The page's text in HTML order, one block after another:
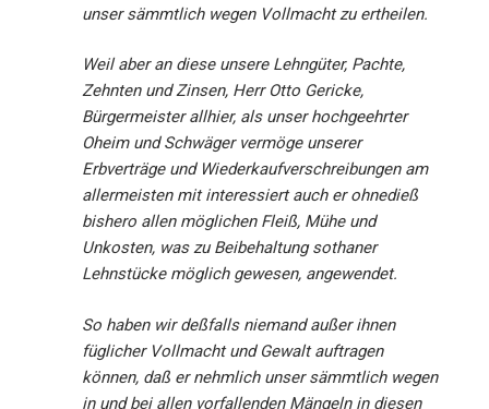
unser sämmtlich wegen Vollmacht zu ertheilen.
Weil aber an diese unsere Lehngüter, Pachte,
Zehnten und Zinsen, Herr Otto Gericke,
Bürgermeister allhier, als unser hochgeehrter
Oheim und Schwäger vermöge unserer
Erbverträge und Wiederkaufverschreibungen am
allermeisten mit interessiert auch er ohnedieß
bishero allen möglichen Fleiß, Mühe und
Unkosten, was zu Beibehaltung sothaner
Lehnstücke möglich gewesen, angewendet.
So haben wir deßfalls niemand außer ihnen
füglicher Vollmacht und Gewalt auftragen
können, daß er nehmlich unser sämmtlich wegen
in und bei allen vorfallenden Mängeln in diesen